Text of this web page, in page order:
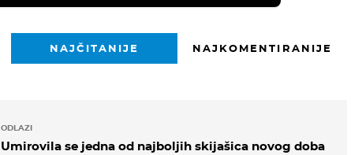
NAJČITANIJE NAJKOMENTIRANIJE
ODLAZI
Umirovila se jedna od najboljih skijašica novog doba